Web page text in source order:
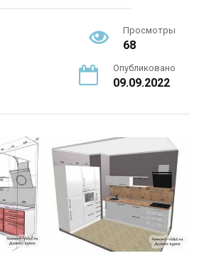
Просмотры
68
Опубликовано
09.09.2022